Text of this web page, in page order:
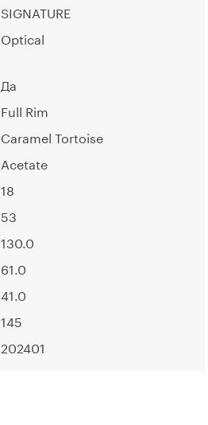
SIGNATURE
Optical
Да
Full Rim
Caramel Tortoise
Acetate
18
53
130.0
61.0
41.0
145
202401